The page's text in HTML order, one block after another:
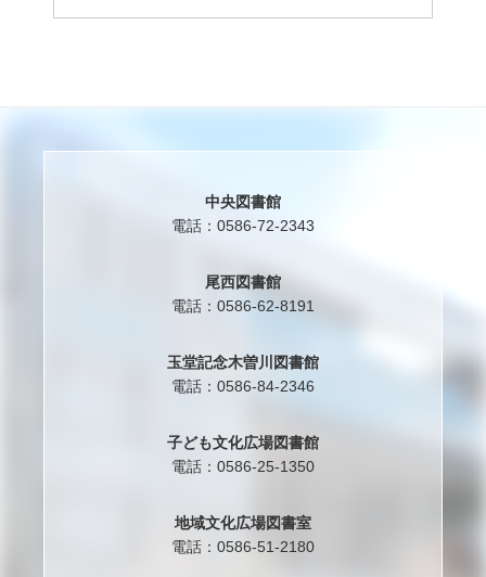
中央図書館
電話：0586-72-2343
尾西図書館
電話：0586-62-8191
玉堂記念木曽川図書館
電話：0586-84-2346
子ども文化広場図書館
電話：0586-25-1350
地域文化広場図書室
電話：0586-51-2180